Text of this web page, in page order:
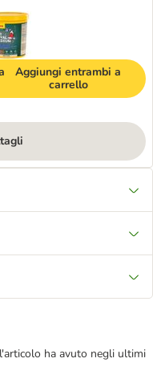
Aggiungi entrambi a
carrello
ha avuto negli ultimi